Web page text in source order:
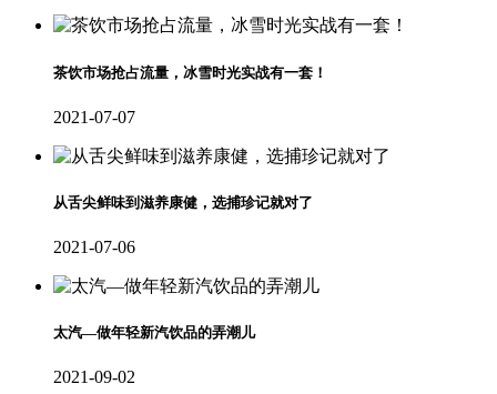
茶饮市场抢占流量，冰雪时光实战有一套！
2021-07-07
从舌尖鲜味到滋养康健，选捕珍记就对了
2021-07-06
太汽—做年轻新汽饮品的弄潮儿
2021-09-02